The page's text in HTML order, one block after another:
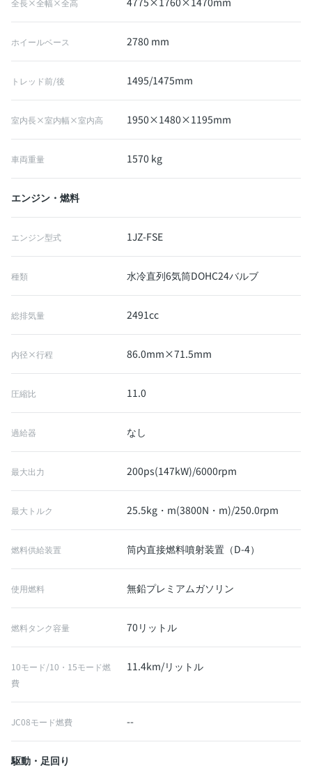
全長×全幅×全高
ホイールベース 2780 mm
トレッド前/後 1495/1475mm
室内長×室内幅×室内高 1950×1480×1195mm
車両重量 1570 kg
エンジン・燃料
エンジン型式 1JZ-FSE
種類 水冷直列6気筒DOHC24バルブ
総排気量 2491cc
内径×行程 86.0mm×71.5mm
圧縮比 11.0
過給器 なし
最大出力 200ps(147kW)/6000rpm
最大トルク 25.5kg・m(3800N・m)/250.0rpm
燃料供給装置 筒内直接燃料噴射装置（D-4）
使用燃料 無鉛プレミアムガソリン
燃料タンク容量 70リットル
10モード/10・15モード燃
費
11.4km/リットル
JC08モード燃費 --
駆動・足回り